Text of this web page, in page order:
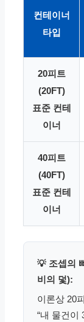
컨테이너
타입
20피트
(20FT)
표준 컨테
이너
40피트
(40FT)
표준 컨테
이너
💡 조셉의
비의 덫):
이론상 20
“내 물건이